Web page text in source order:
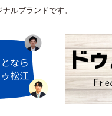
の活動
ルブランドです。